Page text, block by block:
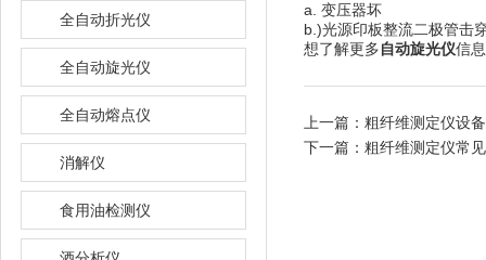
全自动折光仪
全自动旋光仪
全自动熔点仪
消解仪
食用油检测仪
a. 变压器坏
b.)光源印板整流二极管击
想了解更多自动旋光仪信息
上一篇： 粗纤维测定仪设
下一篇： 粗纤维测定仪常